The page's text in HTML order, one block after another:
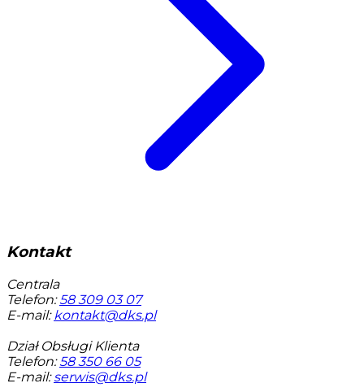
Kontakt
Centrala
Telefon: 58 309 03 07
E-mail: kontakt@dks.pl
Dział Obsługi Klienta
Telefon: 58 350 66 05
E-mail: serwis@dks.pl